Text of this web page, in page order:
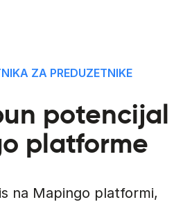
ZA PREDUZETNIKE
potencijal
platforme
na Mapingo platformi,